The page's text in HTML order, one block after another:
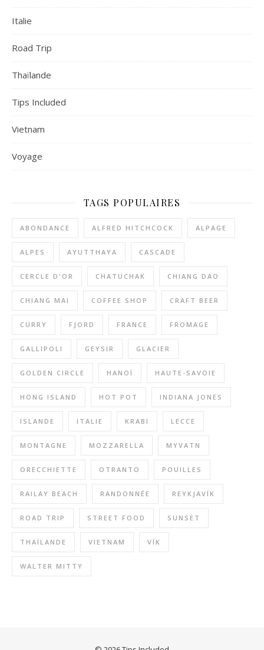
Italie
Road Trip
Thaïlande
Tips Included
Vietnam
Voyage
TAGS POPULAIRES
ABONDANCE ALFRED HITCHCOCK ALPAGE
ALPES AYUTTHAYA CASCADE
CERCLE D'OR CHATUCHAK CHIANG DAO
CHIANG MAI COFFEE SHOP CRAFT BEER
CURRY FJORD FRANCE FROMAGE
GALLIPOLI GEYSIR GLACIER
GOLDEN CIRCLE HANOÏ HAUTE-SAVOIE
HONG ISLAND HOT POT INDIANA JONES
ISLANDE ITALIE KRABI LECCE
MONTAGNE MOZZARELLA MYVATN
ORECCHIETTE OTRANTO POUILLES
RAILAY BEACH RANDONNÉE REYKJAVÍK
ROAD TRIP STREET FOOD SUNSET
THAÏLANDE VIETNAM VÍK
WALTER MITTY